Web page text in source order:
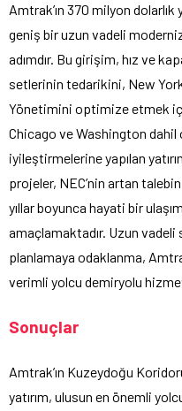
Amtrak’ın 370 milyon dolarlık
geniş bir uzun vadeli
adımdır. Bu girişim, hız ve
setlerinin tedarikini, New
Yönetimini optimize etmek
Chicago ve Washington dahil
iyileştirmelerine yapılan
projeler, NEC’nin artan
yıllar boyunca hayati bir
amaçlamaktadır. Uzun
planlamaya odaklanma,
verimli yolcu demiryolu
Sonuçlar
Amtrak’ın Kuzeydoğu
yatırım, ulusun en önemli